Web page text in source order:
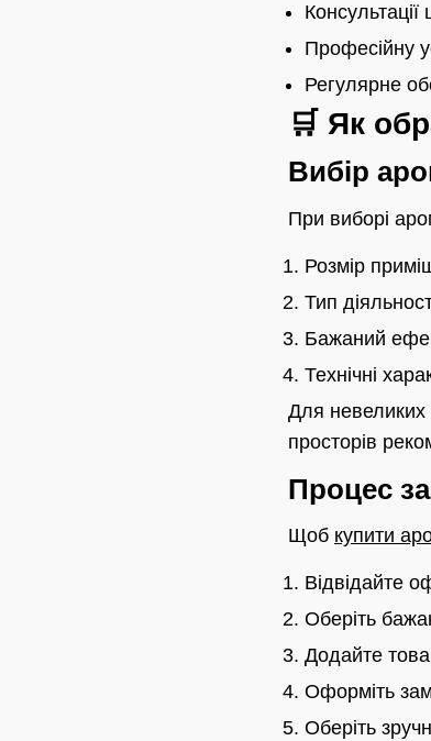
Професійну
Регулярне
🛒 Як
Вибір
При виборі
Розмір
Тип
Бажаний
Технічні
Для невеликих
просторів
Процес
Щоб купити
Відвідайте
Оберіть
Додайте
Оформіть
Оберіть